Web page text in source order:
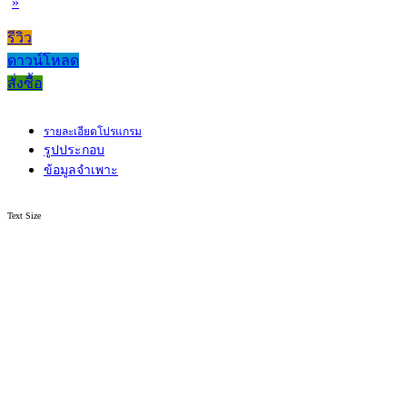
รีวิว
ดาวน์โหลด
สั่งซื้อ
รายละเอียดโปรแกรม
รูปประกอบ
ข้อมูลจำเพาะ
Text Size